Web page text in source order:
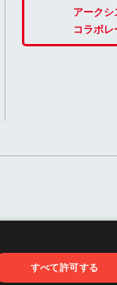
アークシ
コラボ
すべて許可する